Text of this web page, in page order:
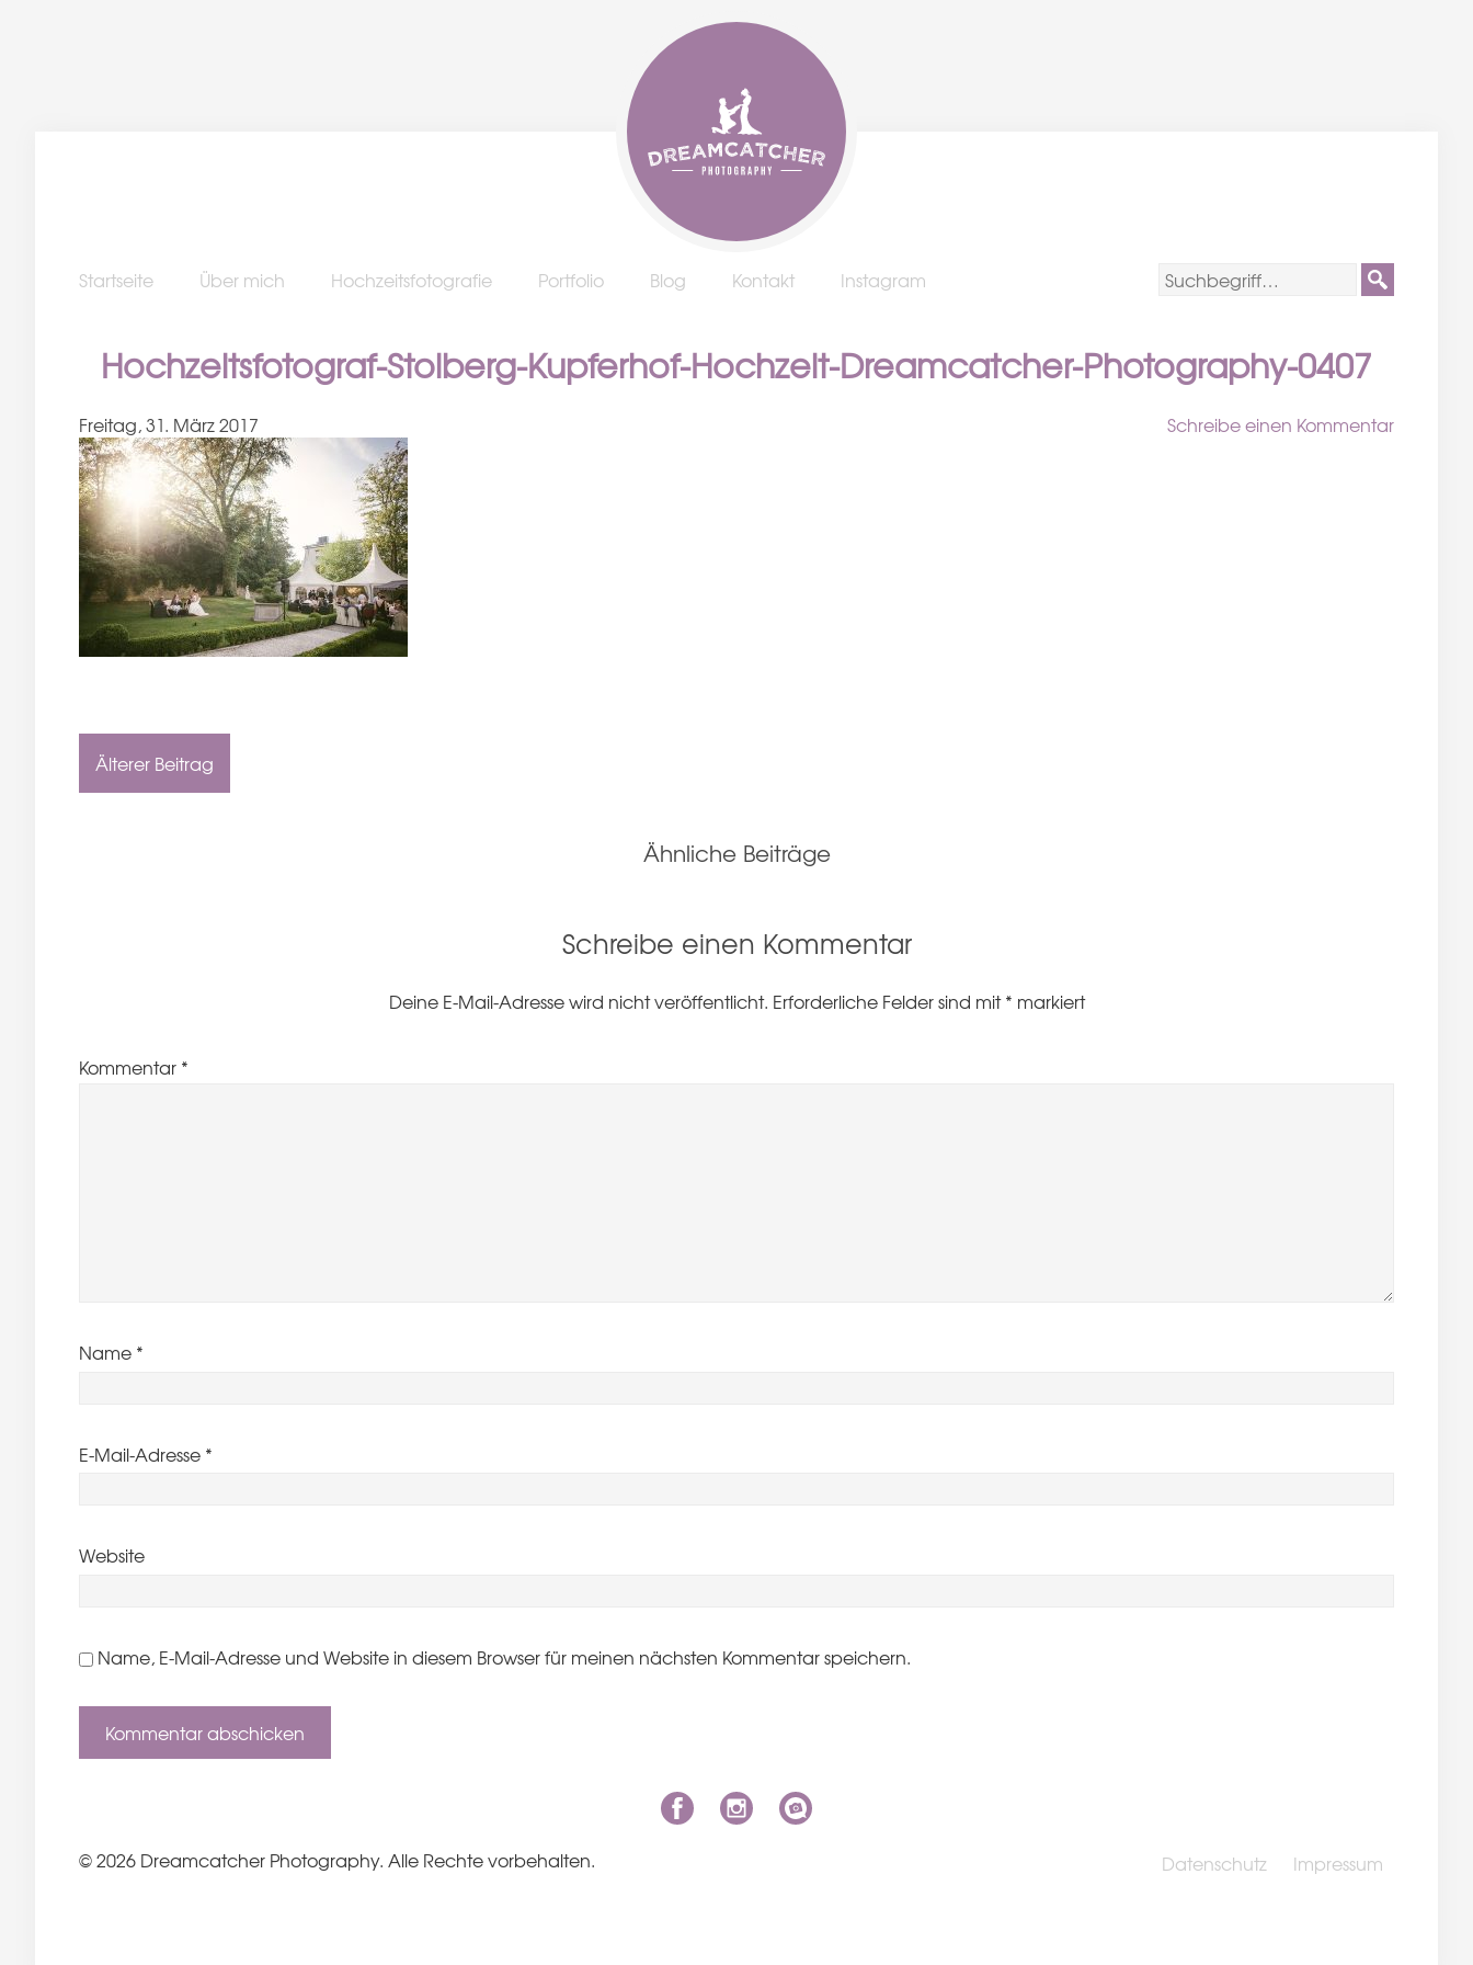
Startseite Über mich Hochzeitsfotografie Portfolio Blog Kontakt Instagram
Hochzeitsfotograf-Stolberg-Kupferhof-Hochzeit-Dreamcatcher-Photography-0407
Freitag, 31. März 2017 Schreibe einen Kommentar
Älterer Beitrag
Ähnliche Beiträge
Schreibe einen Kommentar
Deine E-Mail-Adresse wird nicht veröffentlicht. Erforderliche Felder sind mit* markiert
Kommentar *
Name *
E-Mail-Adresse *
Website
Name, E-Mail-Adresse und Website in diesem Browser für meinen nächsten Kommentar speichern.
© 2026 Dreamcatcher Photography. Alle Rechte vorbehalten. Datenschutz Impressum